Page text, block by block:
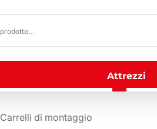
Attrezzi
Carrelli di montaggio